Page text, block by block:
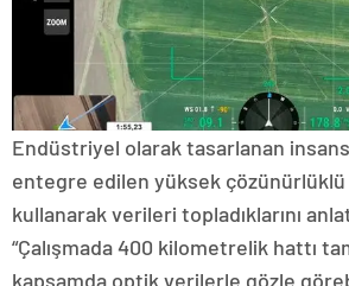
Endüstriyel olarak tasarlanan
entegre edilen yüksek çözünürlüklü
kullanarak verileri topladıklarını
“Çalışmada 400 kilometrelik hattı
kapsamda optik verilerle gözle